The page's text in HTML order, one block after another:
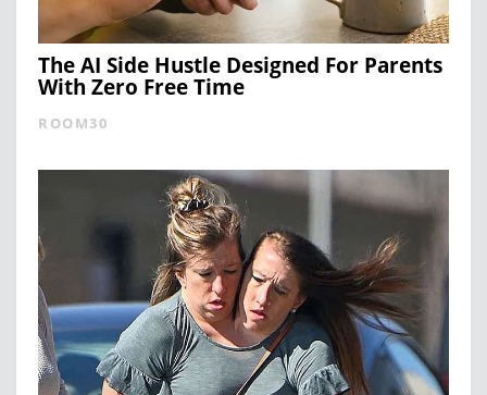
The AI Side Hustle Designed For Parents
With Zero Free Time
ROOM30